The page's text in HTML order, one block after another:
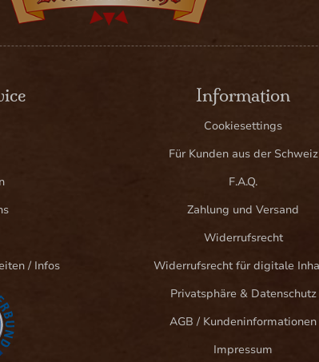
/ Infos
Information
Cookiesettings
Für Kunden aus der Schweiz
F.A.Q.
Zahlung und Versand
Widerrufsrecht
Widerrufsrecht für digitale
Privatsphäre & Datenschutz
AGB / Kundeninformationen
Impressum